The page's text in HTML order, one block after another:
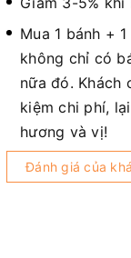
Mua 1 bánh +
không chỉ có
nữa đó.
kiệm chi phí,
hương và vị!
Đánh giá của